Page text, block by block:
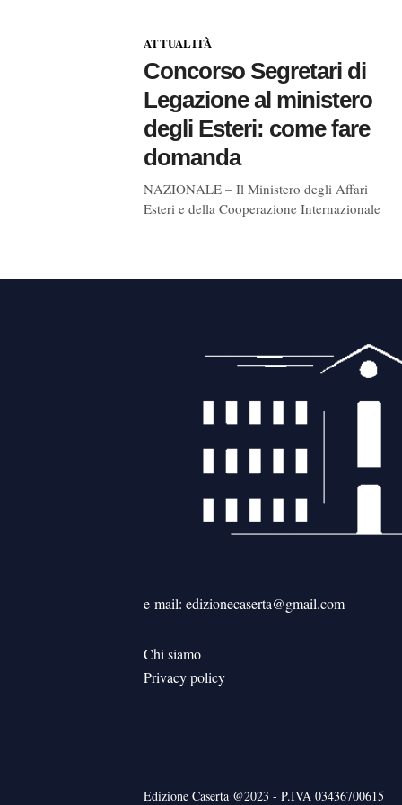
ATTUALITÀ
Concorso Segretari di
Legazione al ministero
degli Esteri: come fare
domanda
NAZIONALE – Il Ministero degli Affari
Esteri e della Cooperazione Internazionale
e-mail: edizionecaserta@gmail.com
Chi siamo
Privacy policy
Edizione Caserta @2023 - P.IVA 03436700615